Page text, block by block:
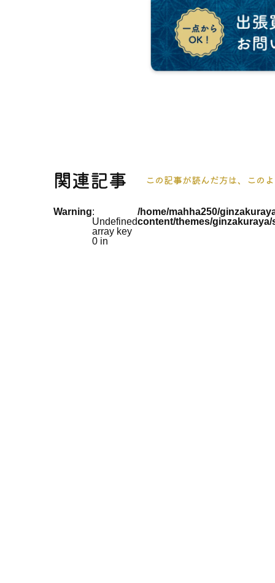
関連記事 この記事が読んだ方は、この
Warning:
Undefined
array key
0 in
/home/mahha250/
content/themes/